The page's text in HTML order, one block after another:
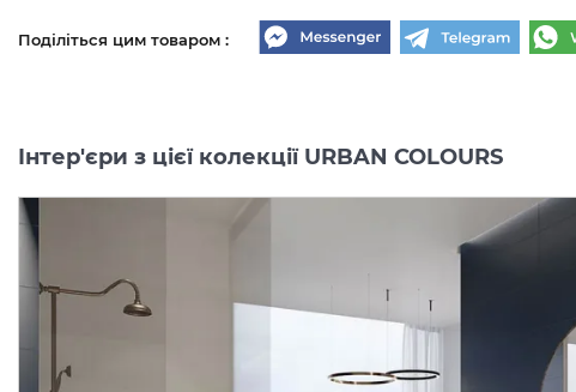
Поділіться цим товаром :
Інтер'єри з цієї колекції URBAN COLOURS